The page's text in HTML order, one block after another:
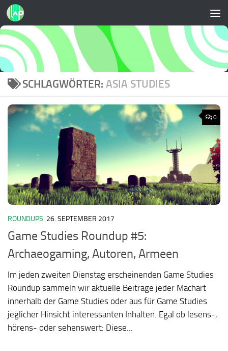
Zum Inhalt springen
SCHLAGWÖRTER: ASIA STUDIES
0
ROUNDUPS 26. SEPTEMBER 2017
Game Studies Roundup #5:
Archaeogaming, Autoren, Armeen
Im jeden zweiten Dienstag erscheinenden Game Studies
Roundup sammeln wir aktuelle Beiträge jeder Machart
innerhalb der Game Studies oder aus für Game Studies
jeglicher Hinsicht interessanten Inhalten. Egal ob lesens-,
hörens- oder sehenswert: Diese...